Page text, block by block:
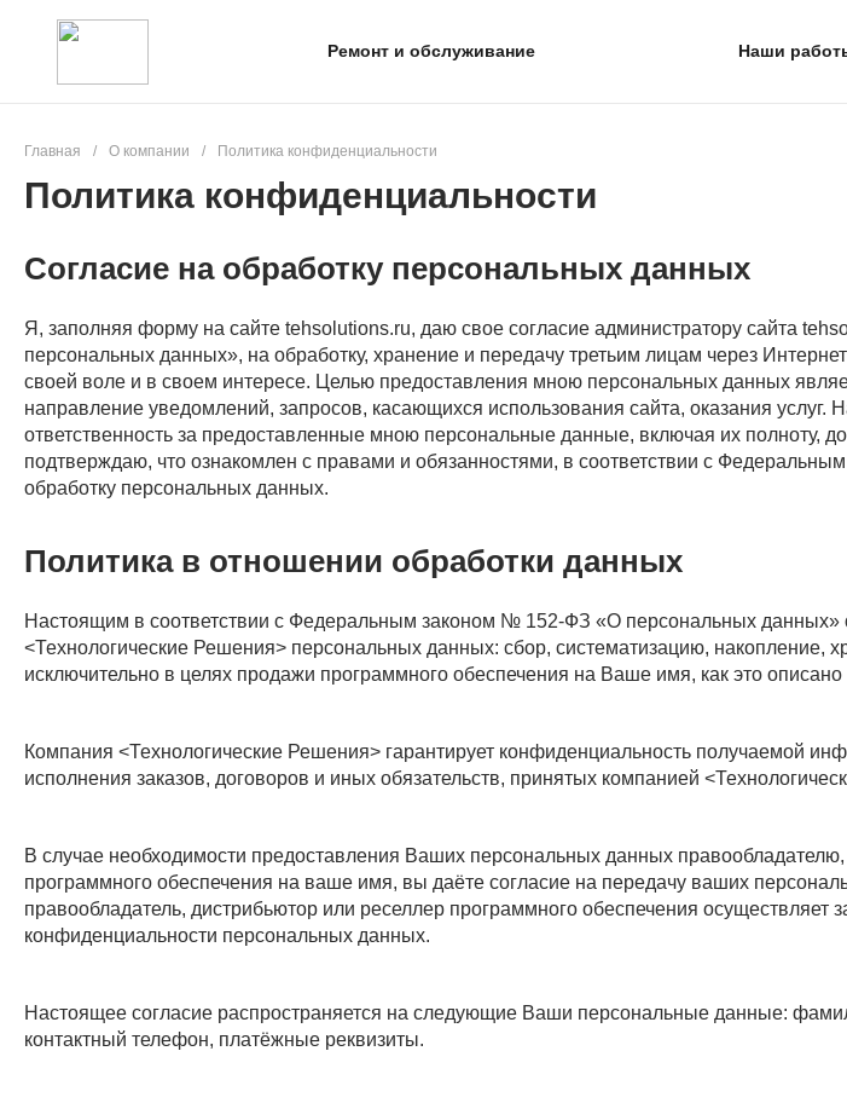
Ремонт и обслуживание Наши
Главная / О компании / Политика конфиденциальности
Политика конфиденциальности
Согласие на обработку персональных данных
Я, заполняя форму на сайте tehsolutions.ru, даю свое согласие администратору сайта
персональных данных», на обработку, хранение и передачу третьим лицам через
своей воле и в своем интересе. Целью предоставления мною персональных данных
направление уведомлений, запросов, касающихся использования сайта, оказания
ответственность за предоставленные мною персональные данные, включая их полноту,
подтверждаю, что ознакомлен с правами и обязанностями, в соответствии с
обработку персональных данных.
Политика в отношении обработки данных
Настоящим в соответствии с Федеральным законом № 152-ФЗ «О персональных данных»
<Технологические Решения> персональных данных: сбор, систематизацию, накопление,
исключительно в целях продажи программного обеспечения на Ваше имя, как это
Компания <Технологические Решения> гарантирует конфиденциальность получаемой
исполнения заказов, договоров и иных обязательств, принятых компанией
В случае необходимости предоставления Ваших персональных данных
программного обеспечения на ваше имя, вы даёте согласие на передачу ваших
правообладатель, дистрибьютор или реселлер программного обеспечения
конфиденциальности персональных данных.
Настоящее согласие распространяется на следующие Ваши персональные данные:
контактный телефон, платёжные реквизиты.